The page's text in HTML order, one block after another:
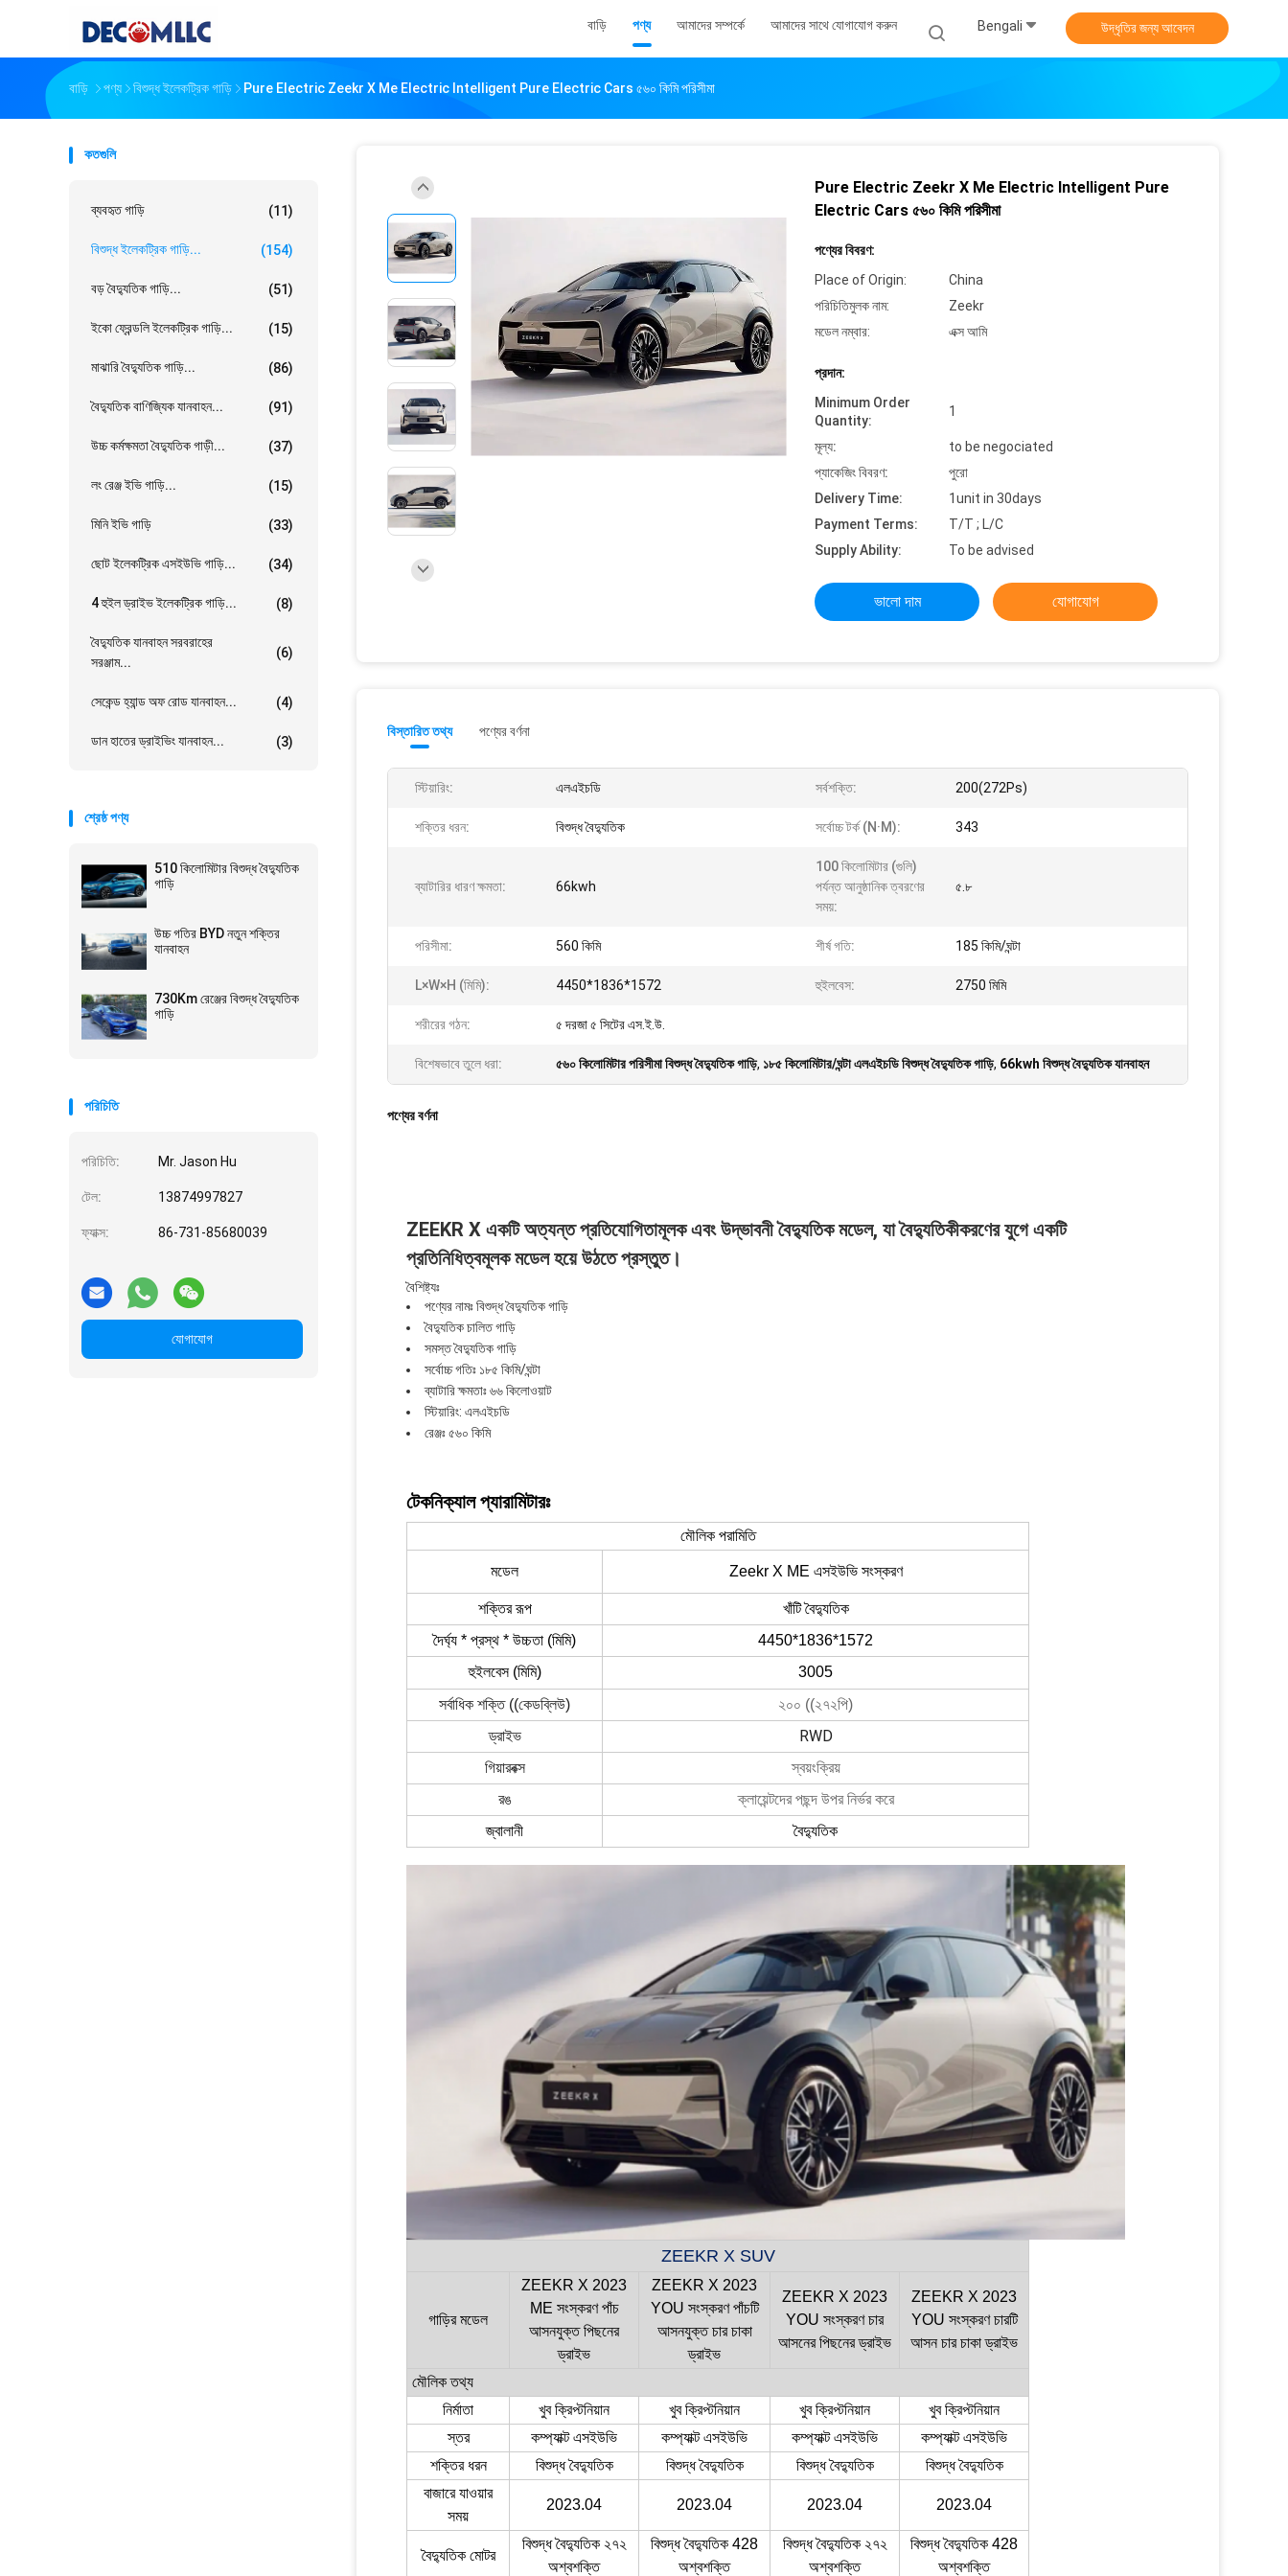
বাড়ি পণ্য আমাদের সম্পর্কে আমাদের সাথে যোগাযোগ করুন Bengali উদ্ধৃতির জন্য আবেদন
বাড়ি পণ্য বিশুদ্ধ ইলেকট্রিক গাড়ি Pure Electric Zeekr X Me Electric Intelligent Pure Electric Cars ৫৬০ কিমি পরিসীমা
কতগুলি
ব্যবহৃত গাড়ি (11)
বিশুদ্ধ ইলেকট্রিক গাড়ি... (154)
বড় বৈদ্যুতিক গাড়ি... (51)
ইকো ফ্রেন্ডলি ইলেকট্রিক গাড়ি... (15)
মাঝারি বৈদ্যুতিক গাড়ি... (86)
বৈদ্যুতিক বাণিজ্যিক যানবাহন... (91)
উচ্চ কর্মক্ষমতা বৈদ্যুতিক গাড়ী... (37)
লং রেঞ্জ ইভি গাড়ি... (15)
মিনি ইভি গাড়ি (33)
ছোট ইলেকট্রিক এসইউভি গাড়ি... (34)
4 হুইল ড্রাইভ ইলেকট্রিক গাড়ি... (8)
বৈদ্যুতিক যানবাহন সরবরাহের
সরঞ্জাম...
(6)
সেকেন্ড হ্যান্ড অফ রোড যানবাহন... (4)
ডান হাতের ড্রাইভিং যানবাহন... (3)
শ্রেষ্ঠ পণ্য
510 কিলোমিটার বিশুদ্ধ বৈদ্যুতিক
গাড়ি
উচ্চ গতির BYD নতুন শক্তির
যানবাহন
730Km রেঞ্জের বিশুদ্ধ বৈদ্যুতিক
গাড়ি
পরিচিতি
পরিচিতি: Mr. Jason Hu
টেল: 13874997827
ফ্যাক্স: 86-731-85680039
যোগাযোগ
Pure Electric Zeekr X Me Electric Intelligent Pure
Electric Cars ৫৬০ কিমি পরিসীমা
পণ্যের বিবরণ:
Place of Origin:
China
পরিচিতিমুলক নাম:
Zeekr
মডেল নম্বার:
এক্স আমি
প্রদান:
Minimum Order
Quantity:
1
মূল্য:
to be negociated
প্যাকেজিং বিবরণ:
পুরো
Delivery Time:
1unit in 30days
Payment Terms:
T/T ; L/C
Supply Ability:
To be advised
ভালো দাম যোগাযোগ
বিস্তারিত তথ্য পণ্যের বর্ণনা
স্টিয়ারিং: এলএইচডি সর্বশক্তি: 200(272Ps)
শক্তির ধরন: বিশুদ্ধ বৈদ্যুতিক সর্বোচ্চ টর্ক (N·M): 343
ব্যাটারির ধারণ ক্ষমতা: 66kwh
100 কিলোমিটার (গুলি)
পর্যন্ত আনুষ্ঠানিক ত্বরণের
সময়:
৫.৮
পরিসীমা: 560 কিমি শীর্ষ গতি: 185 কিমি/ঘন্টা
L×W×H (মিমি): 4450*1836*1572 হুইলবেস: 2750 মিমি
শরীরের গঠন: ৫ দরজা ৫ সিটের এস.ই.উ.
বিশেষভাবে তুলে ধরা: ৫৬০ কিলোমিটার পরিসীমা বিশুদ্ধ বৈদ্যুতিক গাড়ি, ১৮৫ কিলোমিটার/ঘন্টা এলএইচডি বিশুদ্ধ বৈদ্যুতিক গাড়ি, 66kwh বিশুদ্ধ বৈদ্যুতিক যানবাহন
পণ্যের বর্ণনা
ZEEKR X একটি অত্যন্ত প্রতিযোগিতামূলক এবং উদ্ভাবনী বৈদ্যুতিক মডেল, যা বৈদ্যুতিকীকরণের যুগে একটি
প্রতিনিধিত্বমূলক মডেল হয়ে উঠতে প্রস্তুত।
বৈশিষ্ট্যঃ
পণ্যের নামঃ বিশুদ্ধ বৈদ্যুতিক গাড়ি
বৈদ্যুতিক চালিত গাড়ি
সমস্ত বৈদ্যুতিক গাড়ি
সর্বোচ্চ গতিঃ ১৮৫ কিমি/ঘন্টা
ব্যাটারি ক্ষমতাঃ ৬৬ কিলোওয়াট
স্টিয়ারিং: এলএইচডি
রেঞ্জঃ ৫৬০ কিমি
টেকনিক্যাল প্যারামিটারঃ
মৌলিক পরামিতি
মডেল Zeekr X ME এসইউভি সংস্করণ
শক্তির রূপ
খাঁটি বৈদ্যুতিক
দৈর্ঘ্য * প্রস্থ * উচ্চতা (মিমি)
4450*1836*1572
হুইলবেস (মিমি)
3005
সর্বাধিক শক্তি ((কেডব্লিউ)
২০০ ((২৭২পি)
ড্রাইভ
RWD
গিয়ারবক্স
স্বয়ংক্রিয়
রঙ
ক্লায়েন্টদের পছন্দ উপর নির্ভর করে
জ্বালানী
বৈদ্যুতিক
ZEEKR X SUV
গাড়ির মডেল
ZEEKR X 2023
ME সংস্করণ পাঁচ
আসনযুক্ত পিছনের
ড্রাইভ
ZEEKR X 2023
YOU সংস্করণ পাঁচটি
আসনযুক্ত চার চাকা
ড্রাইভ
ZEEKR X 2023
YOU সংস্করণ চার
আসনের পিছনের ড্রাইভ
ZEEKR X 2023
YOU সংস্করণ চারটি
আসন চার চাকা ড্রাইভ
মৌলিক তথ্য
নির্মাতা
খুব ক্রিপ্টনিয়ান খুব ক্রিপ্টনিয়ান খুব ক্রিপ্টনিয়ান
খুব ক্রিপ্টনিয়ান
স্তর
কম্প্যাক্ট এসইউভি কম্প্যাক্ট এসইউভি কম্প্যাক্ট এসইউভি
কম্প্যাক্ট এসইউভি
শক্তির ধরন
বিশুদ্ধ বৈদ্যুতিক বিশুদ্ধ বৈদ্যুতিক বিশুদ্ধ বৈদ্যুতিক
বিশুদ্ধ বৈদ্যুতিক
বাজারে যাওয়ার
সময়
2023.04 2023.04 2023.04 2023.04
বৈদ্যুতিক মোটর
বিশুদ্ধ বৈদ্যুতিক ২৭২
অশ্বশক্তি
বিশুদ্ধ বৈদ্যুতিক 428
অশ্বশক্তি
বিশুদ্ধ বৈদ্যুতিক ২৭২
অশ্বশক্তি
বিশুদ্ধ বৈদ্যুতিক 428
অশ্বশক্তি